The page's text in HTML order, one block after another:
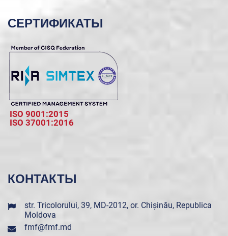
СЕРТИФИКАТЫ
ISO 9001:2015
ISO 37001:2016
КОНТАКТЫ
str. Tricolorului, 39, MD-2012, or. Chișinău, Republica
Moldova
fmf@fmf.md